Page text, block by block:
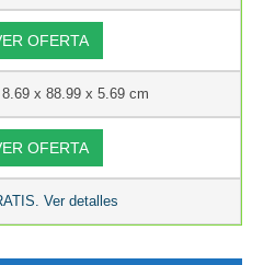
OFERTA
x 88.99 x 5.69 cm
OFERTA
Ver detalles